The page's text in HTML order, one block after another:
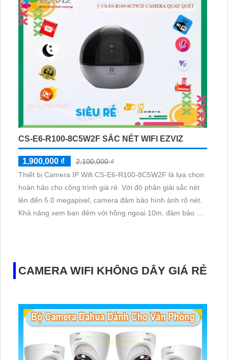
CS-E6-R100-8C5W2F SẮC NÉT WIFI EZVIZ
1,900,000 ₫
2,100,000 ₫
Thiết bị Camera IP Wifi CS-E6-R100-8C5W2F là lựa chọn
hoàn hảo cho công trình giá rẻ. Với độ phân giải sắc nét
lên đến 5.0 megapixel, camera đảm bảo hình ảnh rõ nét.
Khả năng xem ban đêm với hồng ngoại 10m, đảm bảo an
CAMERA WIFI KHÔNG DÂY GIÁ RẺ